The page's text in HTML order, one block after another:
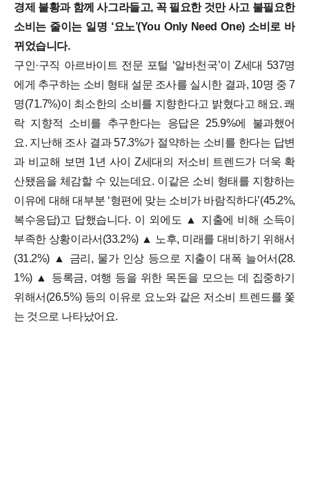
경제 불황과 함께 사그라들고, 꼭 필요한 것만 사고 불필요한
소비는 줄이는 일명 ‘요노’(You Only Need One) 소비로 바
뀌었습니다.
구인·구직 아르바이트 전문 포털 ‘알바천국’이 Z세대 537명
에게 추구하는 소비 형태 설문 조사를 실시한 결과, 10명 중 7
명(71.7%)이 최소한의 소비를 지향한다고 밝혔다고 해요. 쾌
락 지향적 소비를 추구한다는 응답은 25.9%에 불과했어
요. 지난해 조사 결과 57.3%가 절약하는 소비를 한다는 답변
과 비교해 보면 1년 사이 Z세대의 저소비 트렌드가 더욱 확
산됐음을 체감할 수 있는데요. 이같은 소비 형태를 지향하는
이유에 대해 대부분 ‘형편에 맞는 소비가 바람직하다’(45.2%,
복수응답)고 답했습니다. 이 외에도 ▲ 지출에 비해 소득이
부족한 상황이라서(33.2%) ▲ 노후, 미래를 대비하기 위해서
(31.2%) ▲ 금리, 물가 인상 등으로 지출이 대폭 늘어서(28.
1%) ▲ 등록금, 여행 등을 위한 목돈을 모으는 데 집중하기
위해서(26.5%) 등의 이유로 요노와 같은 저소비 트렌드를 쫓
는 것으로 나타났어요.